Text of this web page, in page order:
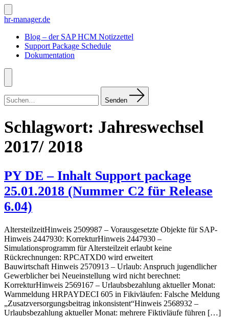
Zum
Inhalt
Suche
ein-/ausblenden
hr-manager.de
Blog – der SAP HCM Notizzettel
Support Package Schedule
Dokumentation
Menü
nach:
Senden
Schlagwort: Jahreswechsel
2017/ 2018
PY DE – Inhalt Support package
25.01.2018 (Nummer C2 für Release
6.04)
AltersteilzeitHinweis 2509987 – Vorausgesetzte Objekte für SAP-
Hinweis 2447930: KorrekturHinweis 2447930 –
Simulationsprogramm für Altersteilzeit erlaubt keine
Rückrechnungen: RPCATXD0 wird erweitert
Bauwirtschaft Hinweis 2570913 – Urlaub: Anspruch jugendlicher
Gewerblicher bei Neueinstellung wird nicht berechnet:
KorrekturHinweis 2569167 – Urlaubsbezahlung aktueller Monat:
Warnmeldung HRPAYDECI 605 in Fikivläufen: Falsche Meldung
„Zusatzversorgungsbeitrag inkonsistent“Hinweis 2568932 –
Urlaubsbezahlung aktueller Monat: mehrere Fiktivläufe führen […]